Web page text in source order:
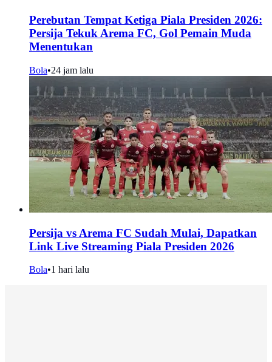
Perebutan Tempat Ketiga Piala Presiden 2026:
Persija Tekuk Arema FC, Gol Pemain Muda
Menentukan
Bola•24 jam lalu
Persija vs Arema FC Sudah Mulai, Dapatkan
Link Live Streaming Piala Presiden 2026
Bola•1 hari lalu